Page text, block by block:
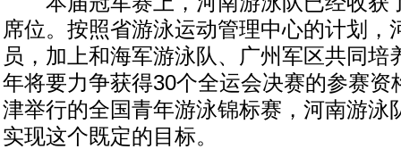
席位。按照省游泳运动管理中心的计划，
员，加上和海军游泳队、广州军区共同培
年将要力争获得30个全运会决赛的参赛资
津举行的全国青年游泳锦标赛，河南游泳
实现这个既定的目标。